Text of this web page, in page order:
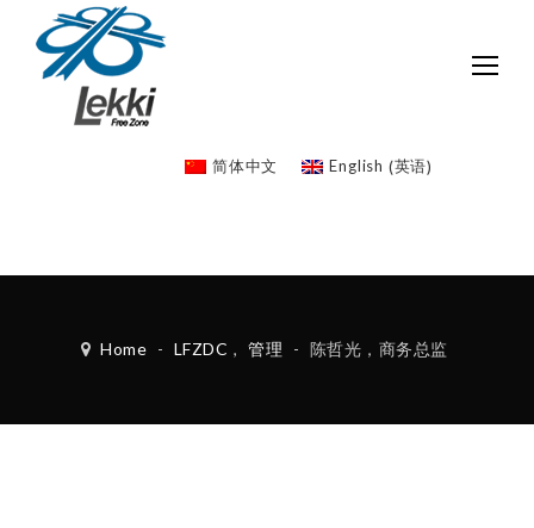
简体中文 English (英语)
Home - LFZDC , 管理 - 陈哲光，商务总监